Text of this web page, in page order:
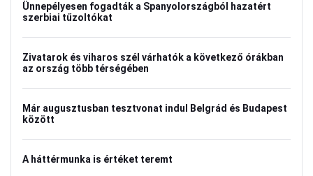
Ünnepélyesen fogadták a Spanyolországból hazatért
szerbiai tűzoltókat
Zivatarok és viharos szél várhatók a következő órákban
az ország több térségében
Már augusztusban tesztvonat indul Belgrád és Budapest
között
A háttérmunka is értéket teremt